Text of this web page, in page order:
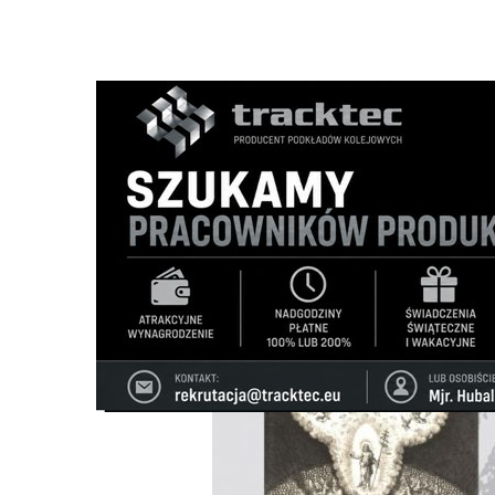
Ścieżka
nawigacyjna
Strona główna Wiadomości /Kultura
"Muzyka
KULTURA 05/05/2026/ 0 Komentarzy
"Muzyka ostatnich wierszy Jarosława